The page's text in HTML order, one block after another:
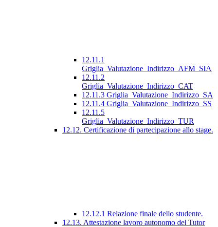
12.11.1
Griglia_Valutazione_Indirizzo_AFM_SIA
12.11.2
Griglia_Valutazione_Indirizzo_CAT
12.11.3 Griglia_Valutazione_Indirizzo_SA
12.11.4 Griglia_Valutazione_Indirizzo_SS
12.11.5
Griglia_Valutazione_Indirizzo_TUR
12.12. Certificazione di partecipazione allo stage.
12.12.1 Relazione finale dello studente.
12.13. Attestazione lavoro autonomo del Tutor